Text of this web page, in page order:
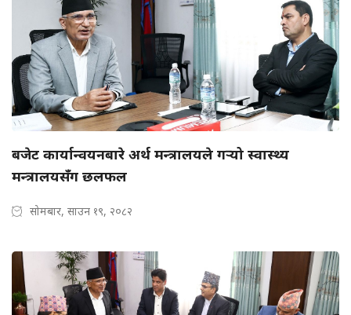
बजेट कार्यान्वयनबारे अर्थ मन्त्रालयले गर्‍यो स्वास्थ्य
मन्त्रालयसँग छलफल
सोमबार, साउन १९, २०८२